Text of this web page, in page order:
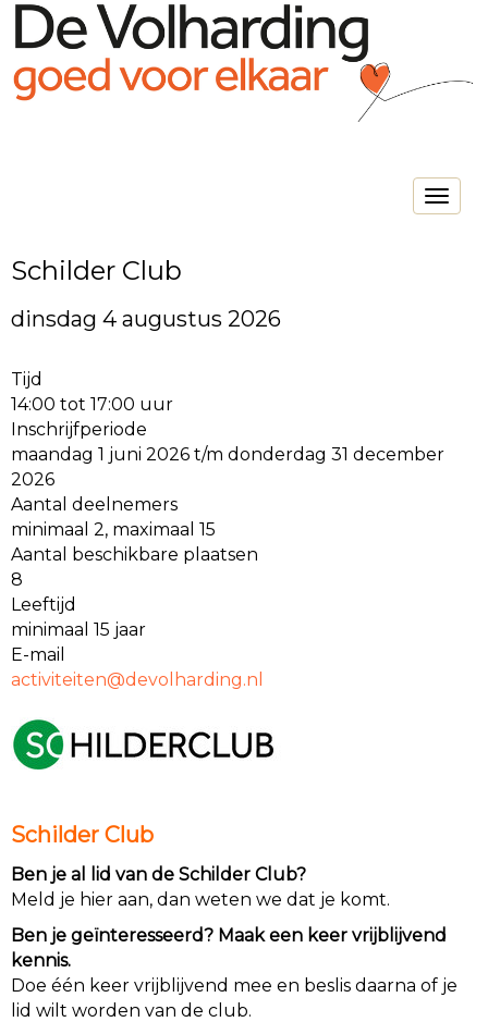
Toggle
Schilder Club
dinsdag 4 augustus 2026
Tijd
14:00 tot 17:00 uur
Inschrijfperiode
maandag 1 juni 2026 t/m donderdag 31 december
2026
Aantal deelnemers
minimaal 2, maximaal 15
Aantal beschikbare plaatsen
8
Leeftijd
minimaal 15 jaar
E-mail
netietivitca@devolharding.nl
Schilder Club
Ben je al lid van de Schilder Club?
Meld je hier aan, dan weten we dat je komt.
Ben je geïnteresseerd? Maak een keer vrijblijvend
kennis.
Doe één keer vrijblijvend mee en beslis daarna of je
lid wilt worden van de club.